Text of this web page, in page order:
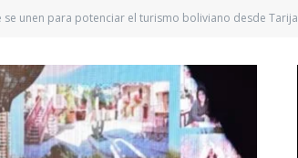
unen para potenciar el turismo boliviano desde Tarija